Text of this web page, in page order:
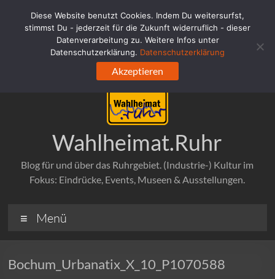
springen
Wahlheimat.Ruhr
Blog für und über das Ruhrgebiet. (Industrie-) Kultur im
Fokus: Eindrücke, Events, Museen & Ausstellungen.
Menü
Bochum_Urbanatix_X_10_P1070588
Diese Website benutzt Cookies. Indem Du weitersurfst,
stimmst Du - jederzeit für die Zukunft widerruflich - dieser
Datenverarbeitung zu. Weitere Infos unter
Datenschutzerklärung. Datenschutzerklärung
Akzeptieren